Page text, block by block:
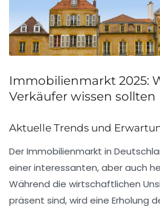
Immobilienmarkt 2025:
Verkäufer wissen sollten
Aktuelle Trends und
DerImmobilienmarkt in
einer interessanten, aber auch
Während die wirtschaftlichen
präsent sind, wird eine Erholung